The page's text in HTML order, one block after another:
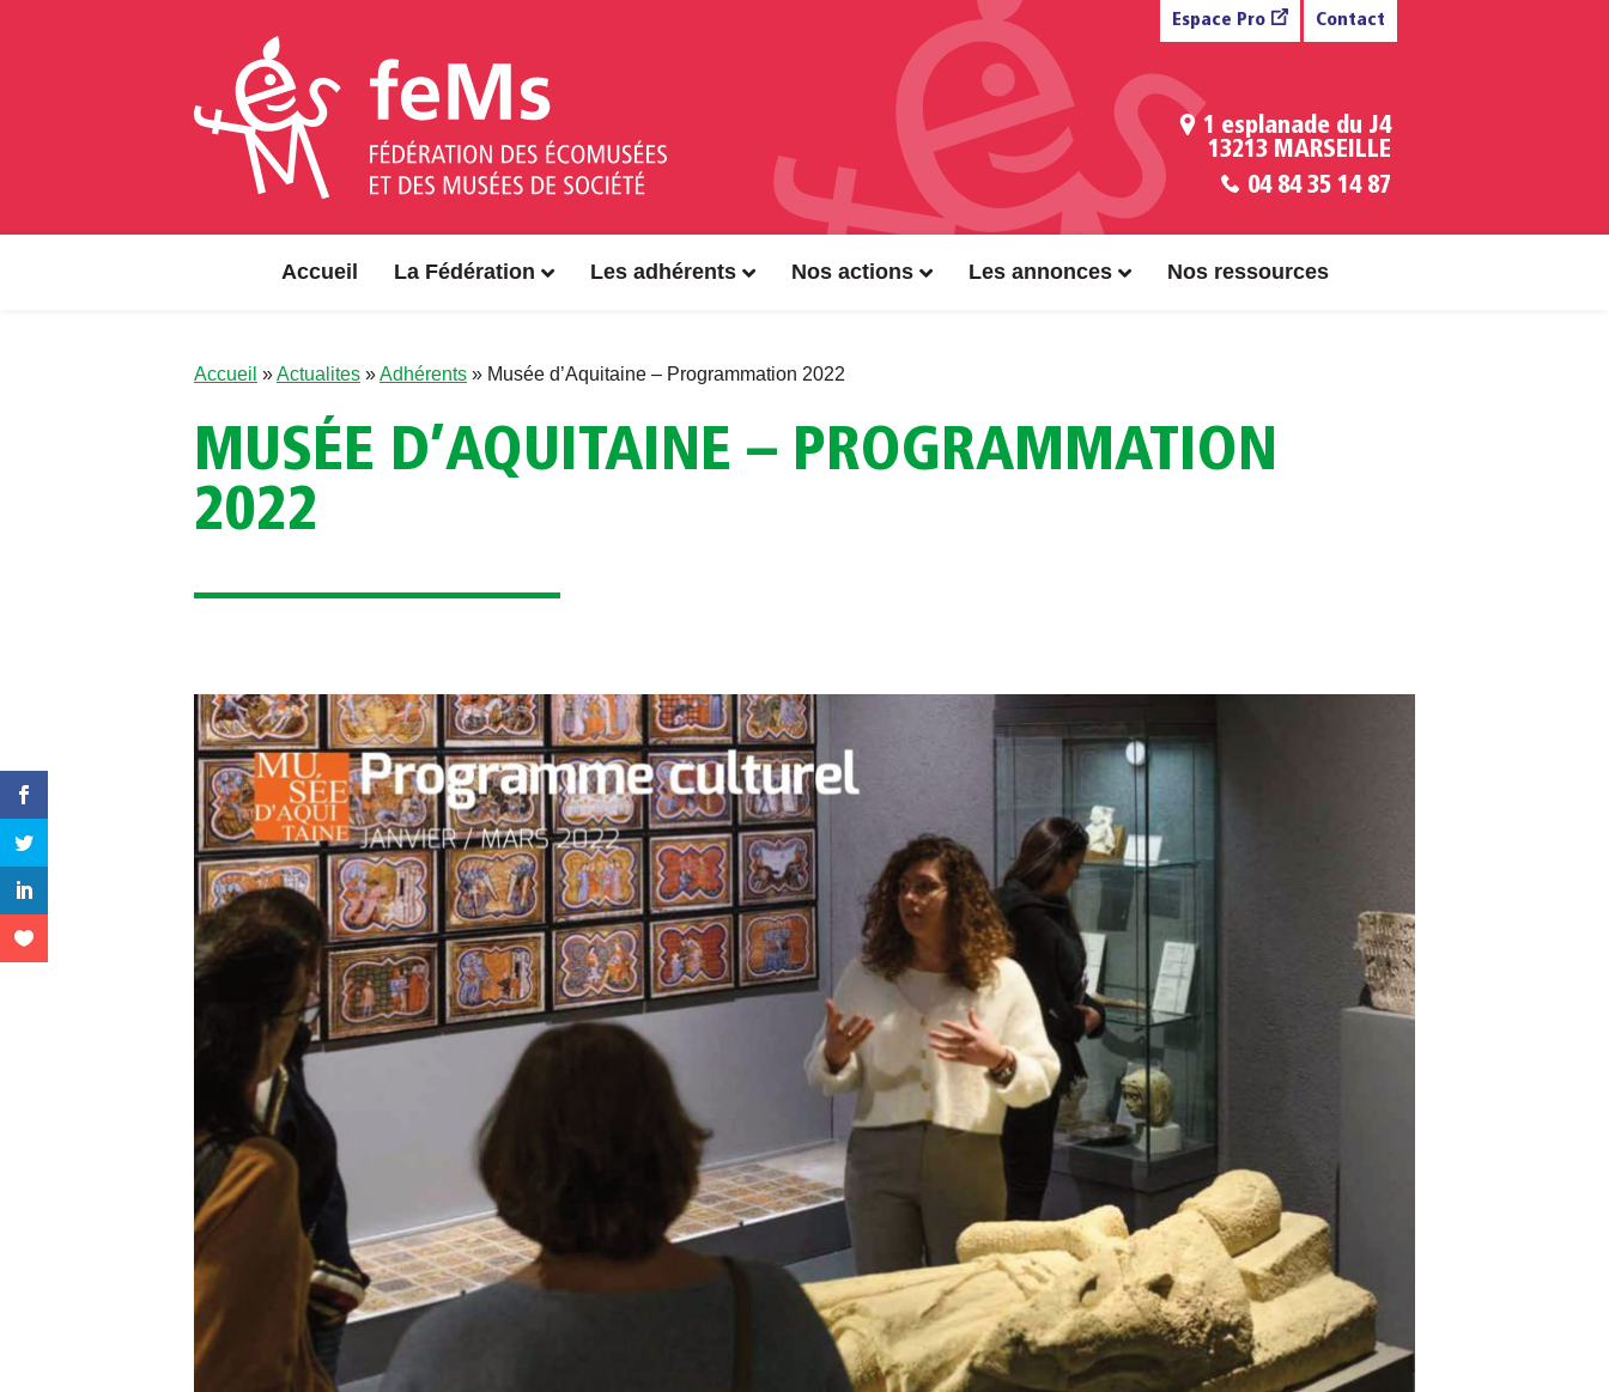
Espace Pro Contact
1 esplanade du J4
13213 MARSEILLE
04 84 35 14 87
Accueil La Fédération Les adhérents Nos actions Les annonces Nos ressources
Accueil »Actualites »Adhérents » Musée d’Aquitaine – Programmation 2022
MUSÉE D’AQUITAINE – PROGRAMMATION
2022